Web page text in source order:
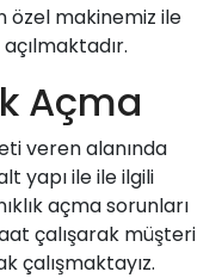
özel makinemiz ile
açılmaktadır.
Açma
veren alanında
yapı ile ile ilgili
açma sorunları
çalışarak müşteri
çalışmaktayız.